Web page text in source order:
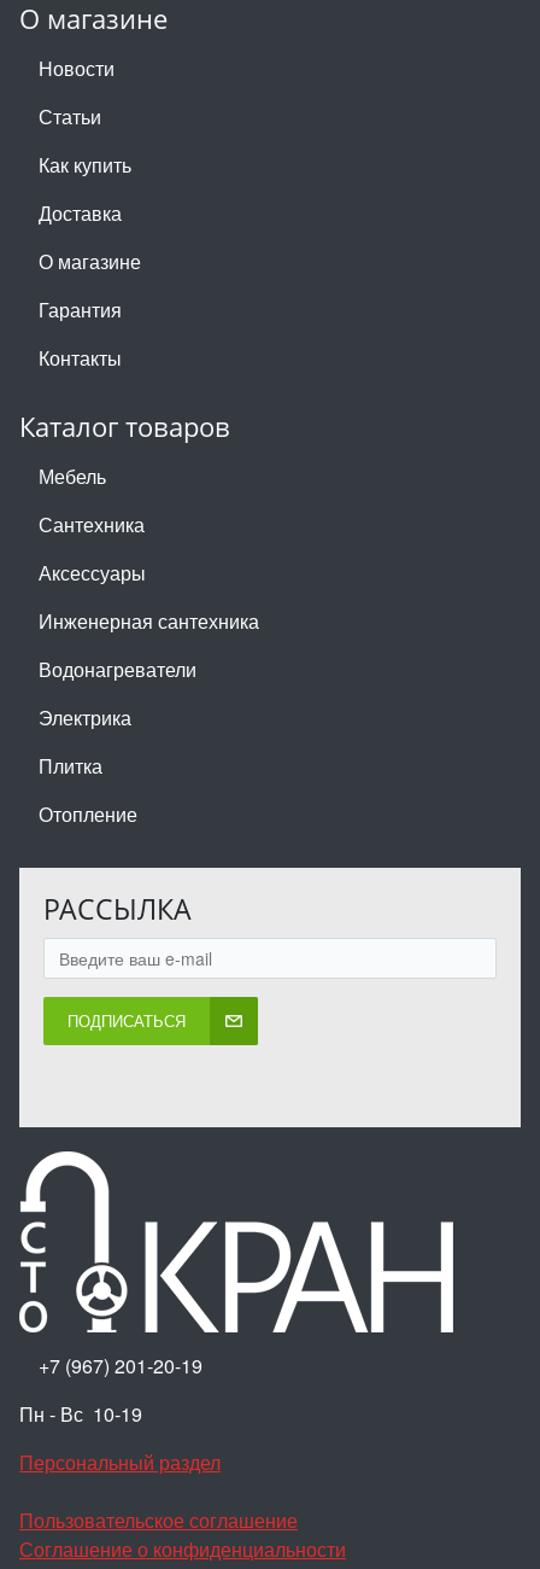
О магазине
Новости
Статьи
Как купить
Доставка
О магазине
Гарантия
Контакты
Каталог товаров
Мебель
Сантехника
Аксессуары
Инженерная сантехника
Водонагреватели
Электрика
Плитка
Отопление
РАССЫЛКА
ПОДПИСАТЬСЯ
+7 (967) 201-20-19
Пн - Вс 10-19
Персональный раздел
Пользовательское соглашение
Соглашение о конфиденциальности